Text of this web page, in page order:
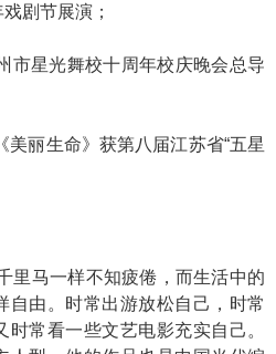
剧节展演；
星光舞校十周年校庆晚会总导
丽生命》获第八届江苏省“五星
马一样不知疲倦，而生活中的
自由。时常出游放松自己，时常
常看一些文艺电影充实自己。